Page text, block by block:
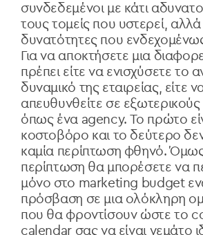
συνδεδεμένοι με κάτι
τους τομείς που υστερεί, αλλά
δυνατότητες που
Για να αποκτήσετε μια
πρέπει είτε να ενισχύσετε το
δυναμικό της εταιρείας, είτε
απευθυνθείτε σε
όπως ένα agency. Το πρώτο
κοστοβόρο και το δεύτερο δεν
καμία περίπτωση φθηνό.
περίπτωση θα μπορέσετε να
μόνο στο marketing budget
πρόσβαση σε μια ολόκληρη
που θα φροντίσουν ώστε το
calendar σας να είναι γεμάτο